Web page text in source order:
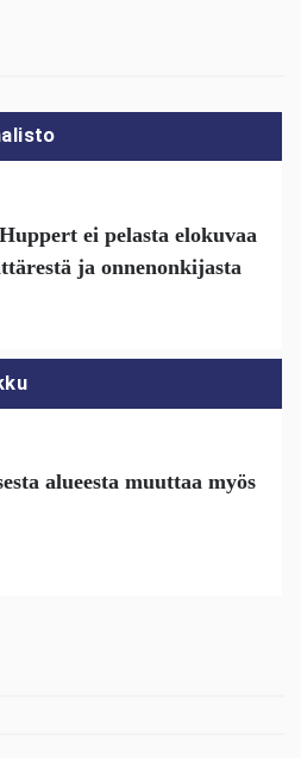
ei pelasta elokuvaa
ja onnenonkijasta
alueesta muuttaa myös